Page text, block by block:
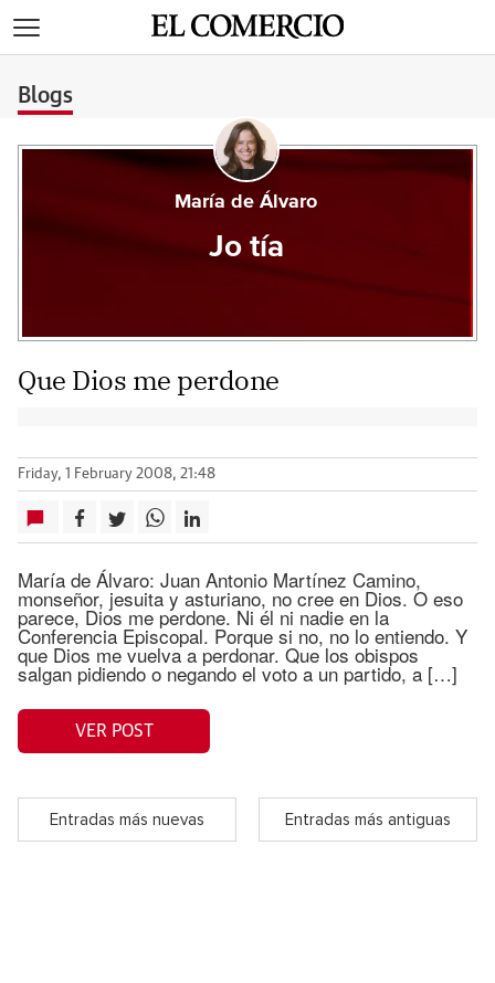
Blogs
María de Álvaro
Jo tía
Que Dios me perdone
Friday, 1 February 2008, 21:48
María de Álvaro: Juan Antonio Martínez Camino,
monseñor, jesuita y asturiano, no cree en Dios. O eso
parece, Dios me perdone. Ni él ni nadie en la
Conferencia Episcopal. Porque si no, no lo entiendo. Y
que Dios me vuelva a perdonar. Que los obispos
salgan pidiendo o negando el voto a un partido, a […]
VER POST
Entradas más nuevas Entradas más antiguas